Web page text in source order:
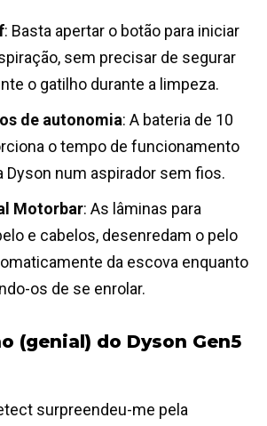
: Basta apertar o botão para iniciar
sem precisar de segurar
o gatilho durante a limpeza.
de autonomia: A bateria de 10
o tempo de funcionamento
Dyson num aspirador sem fios.
Motorbar: As lâminas para
e cabelos, desenredam o pelo
da escova enquanto
os de se enrolar.
(genial) do Dyson Gen5
surpreendeu-me pela